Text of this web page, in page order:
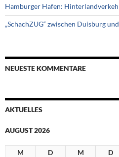
Hamburger Hafen:
„SchachZUG“ zwischen Duisburg
NEUESTE KOMMENTARE
AKTUELLES
AUGUST 2026
M D M D